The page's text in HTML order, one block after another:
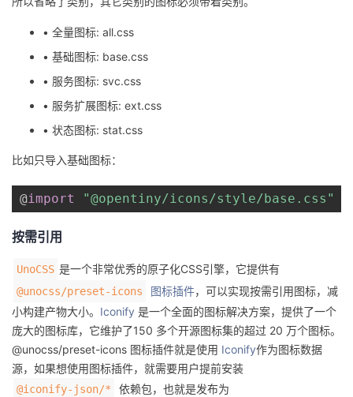
• 全量图标: all.css
• 基础图标: base.css
• 服务图标: svc.css
• 服务扩展图标: ext.css
• 状态图标: stat.css
比如只导入基础图标：
@import "@opentiny/icons/style/base.css"
按需引用
UnoCSS 是一个非常优秀的原子化CSS引擎，它提供有
@unocss/preset-icons 图标插件，可以实现按需引用图标，减
小构建产物大小。 Iconify 是一个全面的图标解决方案，提供了一个
庞大的图标库，它维护了150 多个开源图标集的超过 20 万个图标。
@unocss/preset-icons 图标插件就是使用 Iconify作为图标数据
源，如果想使用图标插件，就需要用户提前安装
@iconify-json/* 依赖包，也就是发布为